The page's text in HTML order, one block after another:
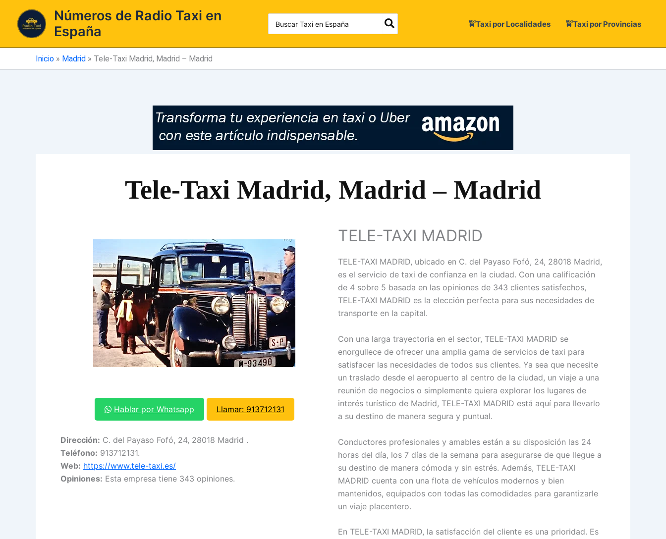
contenido
Números de Radio Taxi en
España
for:
🚖Taxi por Localidades 🚖Taxi por Provincias
Inicio » Madrid » Tele-Taxi Madrid, Madrid – Madrid
Tele-Taxi Madrid, Madrid – Madrid
Hablar por Whatsapp Llamar: 913712131
Dirección: C. del Payaso Fofó, 24, 28018 Madrid .
Teléfono: 913712131.
Web: https://www.tele-taxi.es/
Opiniones: Esta empresa tiene 343 opiniones.
TELE-TAXI MADRID
TELE-TAXI MADRID, ubicado en C. del Payaso Fofó, 24, 28018 Madrid,
es el servicio de taxi de confianza en la ciudad. Con una calificación
de 4 sobre 5 basada en las opiniones de 343 clientes satisfechos,
TELE-TAXI MADRID es la elección perfecta para sus necesidades de
transporte en la capital.
Con una larga trayectoria en el sector, TELE-TAXI MADRID se
enorgullece de ofrecer una amplia gama de servicios de taxi para
satisfacer las necesidades de todos sus clientes. Ya sea que necesite
un traslado desde el aeropuerto al centro de la ciudad, un viaje a una
reunión de negocios o simplemente quiera explorar los lugares de
interés turístico de Madrid, TELE-TAXI MADRID está aquí para llevarlo
a su destino de manera segura y puntual.
Conductores profesionales y amables están a su disposición las 24
horas del día, los 7 días de la semana para asegurarse de que llegue a
su destino de manera cómoda y sin estrés. Además, TELE-TAXI
MADRID cuenta con una flota de vehículos modernos y bien
mantenidos, equipados con todas las comodidades para garantizarle
un viaje placentero.
En TELE-TAXI MADRID, la satisfacción del cliente es una prioridad. Es